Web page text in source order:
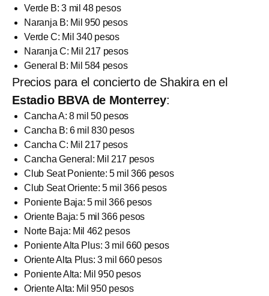
Verde B: 3 mil 48 pesos
Naranja B: Mil 950 pesos
Verde C: Mil 340 pesos
Naranja C: Mil 217 pesos
General B: Mil 584 pesos
Precios para el concierto de Shakira en el
Estadio BBVA de Monterrey:
Cancha A: 8 mil 50 pesos
Cancha B: 6 mil 830 pesos
Cancha C: Mil 217 pesos
Cancha General: Mil 217 pesos
Club Seat Poniente: 5 mil 366 pesos
Club Seat Oriente: 5 mil 366 pesos
Poniente Baja: 5 mil 366 pesos
Oriente Baja: 5 mil 366 pesos
Norte Baja: Mil 462 pesos
Poniente Alta Plus: 3 mil 660 pesos
Oriente Alta Plus: 3 mil 660 pesos
Poniente Alta: Mil 950 pesos
Oriente Alta: Mil 950 pesos